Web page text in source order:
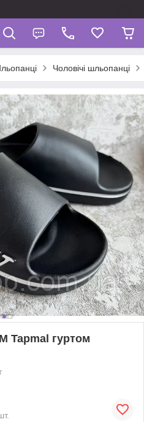
Чоловічі шльопанці
Tapmal гуртом